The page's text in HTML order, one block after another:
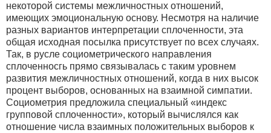
некоторой системы межличностных отношений,
имеющих эмоциональную основу. Несмотря на наличие
разных вариантов интерпретации сплоченности, эта
общая исходная посылка присутствует по всех случаях.
Так, в русле социометрического направления
сплоченносгь прямо связывалась с таким уровнем
развития межличностных отношений, когда в них высок
процент выборов, основанных на взаимной симпатии.
Социометрия предложила специальный «индекс
групповой сплоченности», который вычислялся как
отношение числа взаимных положительных выборов к